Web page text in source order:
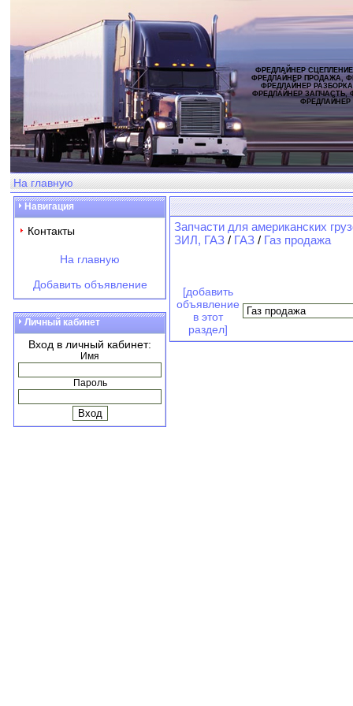
ФРЕДЛАЙНЕР
ФРЕДЛАЙНЕР ПРОДАЖА,
ФРЕДЛАЙНЕР
ФРЕДЛАЙНЕР ЗАПЧАСТЬ,
ФРЕДЛАЙНЕР
На главную
Навигация
Контакты
На главную
Добавить объявление
Личный кабинет
Вход в личный кабинет:
Имя
Пароль
Запчасти для американских
ЗИЛ, ГАЗ / ГАЗ / Газ продажа
[добавить
объявление
в этот
раздел]